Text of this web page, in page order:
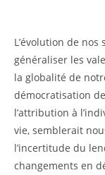
L’évolution de
généraliser les
la globalité de
démocratisation
l’attribution à
vie, semblerait
l’incertitude du
changements en